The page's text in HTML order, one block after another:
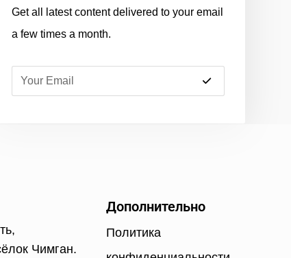
Get all latest content delivered to your email
a few times a month.
Чимган.
Дополнительно
Политика